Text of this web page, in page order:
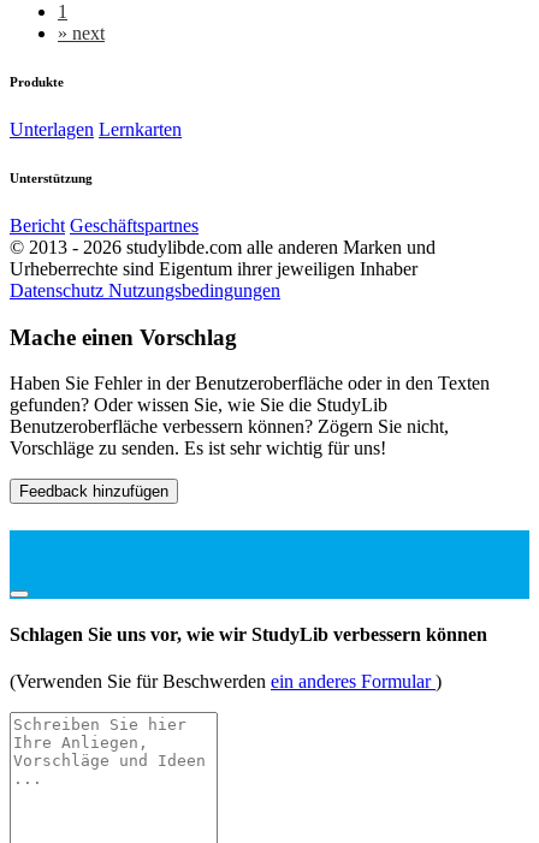
1
» next
Produkte
Unterlagen Lernkarten
Unterstützung
Bericht Geschäftspartnes
© 2013 - 2026 studylibde.com alle anderen Marken und
Urheberrechte sind Eigentum ihrer jeweiligen Inhaber
Datenschutz Nutzungsbedingungen
Mache einen Vorschlag
Haben Sie Fehler in der Benutzeroberfläche oder in den Texten
gefunden? Oder wissen Sie, wie Sie die StudyLib
Benutzeroberfläche verbessern können? Zögern Sie nicht,
Vorschläge zu senden. Es ist sehr wichtig für uns!
Feedback hinzufügen
Schlagen Sie uns vor, wie wir StudyLib verbessern können
(Verwenden Sie für Beschwerden ein anderes Formular)